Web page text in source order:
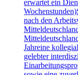
erwartet ein
nach den
Jahreine
gelebter